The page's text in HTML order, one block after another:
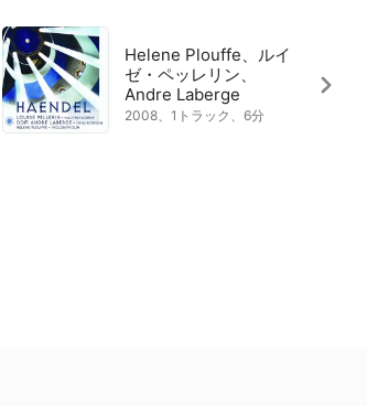
Helene Plouffe、ルイ
ゼ・ペッレリン、
Andre Laberge
2008、1トラック、6分